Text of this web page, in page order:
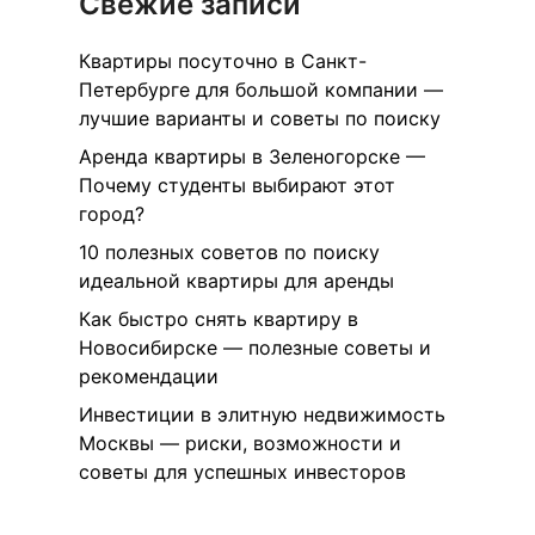
Квартиры посуточно в Санкт-
Петербурге для большой компании —
лучшие варианты и советы по поиску
Аренда квартиры в Зеленогорске —
Почему студенты выбирают этот
город?
10 полезных советов по поиску
идеальной квартиры для аренды
Как быстро снять квартиру в
Новосибирске — полезные советы и
рекомендации
Инвестиции в элитную недвижимость
Москвы — риски, возможности и
советы для успешных инвесторов